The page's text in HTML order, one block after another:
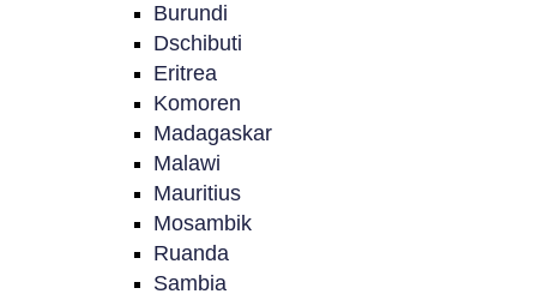
Burundi
Dschibuti
Eritrea
Komoren
Madagaskar
Malawi
Mauritius
Mosambik
Ruanda
Sambia